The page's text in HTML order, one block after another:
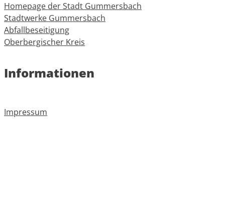
Homepage der Stadt Gummersbach
Stadtwerke Gummersbach
Abfallbeseitigung
Oberbergischer Kreis
Informationen
Impressum